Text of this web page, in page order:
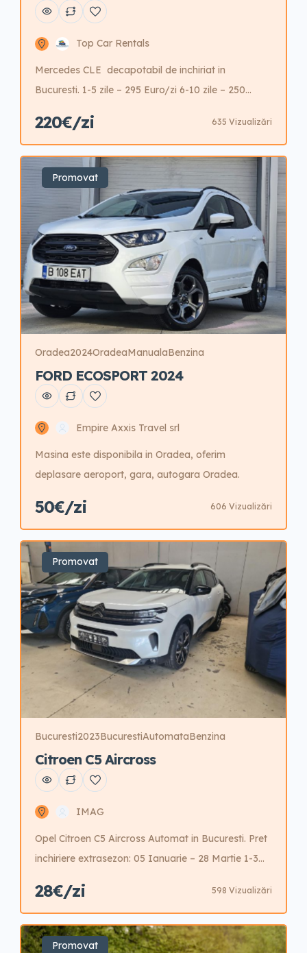
Top Car Rentals
Mercedes CLE decapotabil de inchiriat in
Bucuresti. 1-5 zile – 295 Euro/zi 6-10 zile – 250
Euro/zi Garantie 2200 Euro Posibilitate reducere
garantie cu cost aditional.
220€/zi 635 Vizualizări
Promovat
Oradea2024OradeaManualaBenzina
FORD ECOSPORT 2024
Empire Axxis Travel srl
Masina este disponibila in Oradea, oferim
deplasare aeroport, gara, autogara Oradea.
50€/zi 606 Vizualizări
Promovat
Bucuresti2023BucurestiAutomataBenzina
Citroen C5 Aircross
IMAG
Opel Citroen C5 Aircross Automat in Bucuresti. Pret
inchiriere extrasezon: 05 Ianuarie – 28 Martie 1-3
Euro/zi 15-30 zile – 29 Euro/zi +30 zile – 28 Euro/zi
Preturi inchiriere in sezon intermediar: 29 Martie – 28
Aprilie; 01 Septembrie – 30 Septembrie […]
28€/zi 598 Vizualizări
Promovat